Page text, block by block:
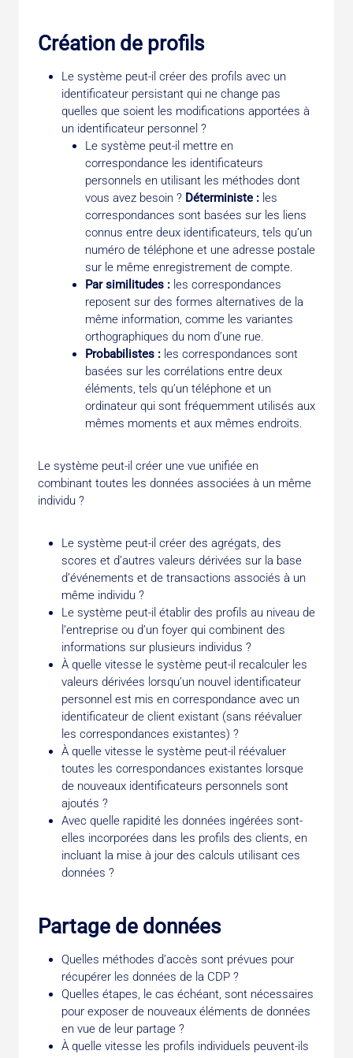
Création de profils
Le système peut-il créer des profils avec un
identificateur persistant qui ne change pas
quelles que soient les modifications apportées à
un identificateur personnel ?
Le système peut-il mettre en
correspondance les identificateurs
personnels en utilisant les méthodes dont
vous avez besoin ? Déterministe : les
correspondances sont basées sur les liens
connus entre deux identificateurs, tels qu’un
numéro de téléphone et une adresse postale
sur le même enregistrement de compte.
Par similitudes : les correspondances
reposent sur des formes alternatives de la
même information, comme les variantes
orthographiques du nom d’une rue.
Probabilistes : les correspondances sont
basées sur les corrélations entre deux
éléments, tels qu’un téléphone et un
ordinateur qui sont fréquemment utilisés aux
mêmes moments et aux mêmes endroits.
Le système peut-il créer une vue unifiée en
combinant toutes les données associées à un même
individu ?
Le système peut-il créer des agrégats, des
scores et d’autres valeurs dérivées sur la base
d’événements et de transactions associés à un
même individu ?
Le système peut-il établir des profils au niveau de
l’entreprise ou d’un foyer qui combinent des
informations sur plusieurs individus ?
À quelle vitesse le système peut-il recalculer les
valeurs dérivées lorsqu’un nouvel identificateur
personnel est mis en correspondance avec un
identificateur de client existant (sans réévaluer
les correspondances existantes) ?
À quelle vitesse le système peut-il réévaluer
toutes les correspondances existantes lorsque
de nouveaux identificateurs personnels sont
ajoutés ?
Avec quelle rapidité les données ingérées sont-
elles incorporées dans les profils des clients, en
incluant la mise à jour des calculs utilisant ces
données ?
Partage de données
Quelles méthodes d’accès sont prévues pour
récupérer les données de la CDP ?
Quelles étapes, le cas échéant, sont nécessaires
pour exposer de nouveaux éléments de données
en vue de leur partage ?
À quelle vitesse les profils individuels peuvent-ils